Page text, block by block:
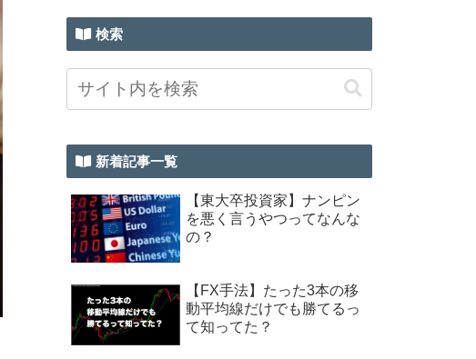
検索
新着記事一覧
【東大卒投資家】ナンピン
を悪く言うやつってなんな
の？
【FX手法】たった3本の移
動平均線だけでも勝てるっ
て知ってた？